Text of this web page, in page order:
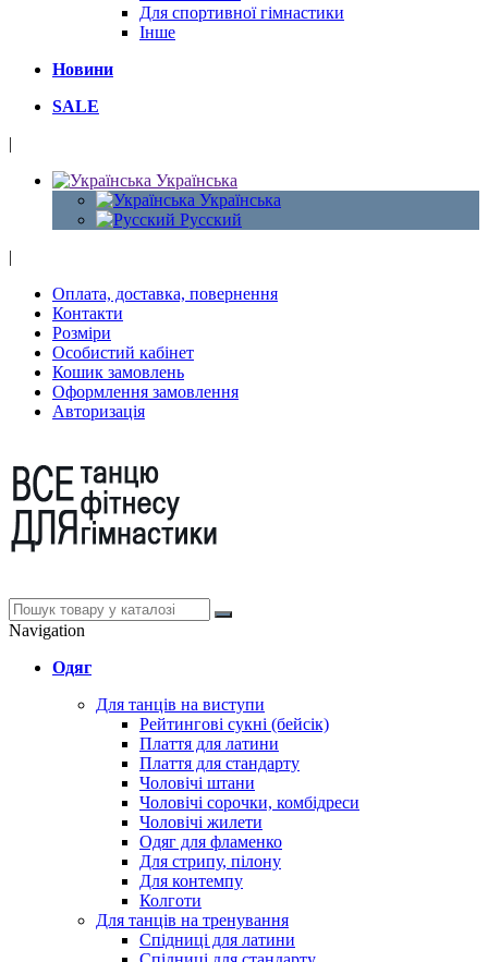
Для спортивної гімнастики
Інше
Новини
SALE
|
Українська
Українська
Русский
|
Оплата, доставка, повернення
Контакти
Розміри
Особистий кабінет
Кошик замовлень
Оформлення замовлення
Авторизація
Navigation
Одяг
Для танців на виступи
Рейтингові сукні (бейсік)
Плаття для латини
Плаття для стандарту
Чоловічі штани
Чоловічі сорочки, комбідреси
Чоловічі жилети
Одяг для фламенко
Для стрипу, пілону
Для контемпу
Колготи
Для танців на тренування
Спідниці для латини